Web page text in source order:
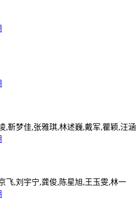
,靳梦佳,张雅琪,林述巍,戴军,瞿颖,汪
飞,刘宇宁,龚俊,陈星旭,王玉雯,林一